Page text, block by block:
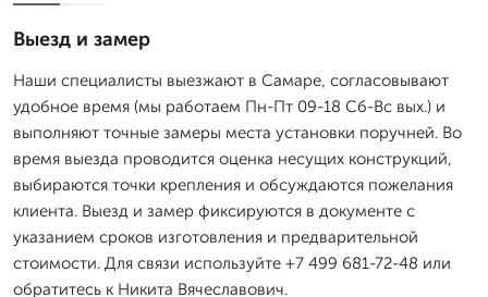
Выезд и замер
Наши специалисты выезжают в Самаре, согласовывают
удобное время (мы работаем Пн-Пт 09-18 Сб-Вс вых.) и
выполняют точные замеры места установки поручней. Во
время выезда проводится оценка несущих конструкций,
выбираются точки крепления и обсуждаются пожелания
клиента. Выезд и замер фиксируются в документе с
указанием сроков изготовления и предварительной
стоимости. Для связи используйте +7 499 681-72-48 или
обратитесь к Никита Вячеславович.